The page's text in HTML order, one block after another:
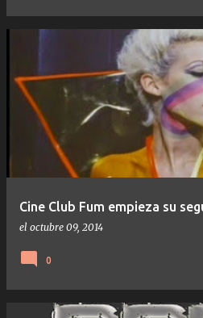
Cine Club Fum empieza su
el octubre 09, 2014
0